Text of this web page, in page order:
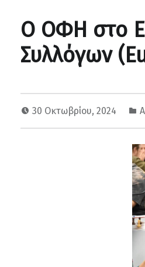
Ο ΟΦΗ στο
Συλλόγων
30 Οκτωβρίου, 2024